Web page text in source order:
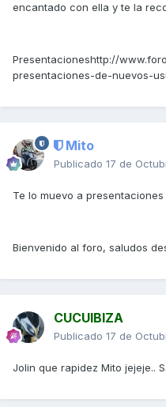
encantado con ella y te la
Presentacioneshttp://
presentaciones-de-nuevos-
Mito
Publicado 17 de
Te lo muevo a presentaciones
Bienvenido al foro, saludos
CUCUIBIZA
Publicado 17 de
Jolin que rapidez Mito jejeje..